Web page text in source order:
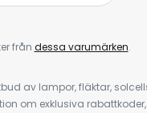
från dessa varumärken.
av lampor, fläktar,
om exklusiva rabattkoder,